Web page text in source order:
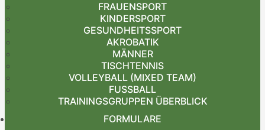
FRAUENSPORT
KINDERSPORT
GESUNDHEITSSPORT
AKROBATIK
MÄNNER
TISCHTENNIS
VOLLEYBALL (MIXED TEAM)
FUSSBALL
TRAININGSGRUPPEN ÜBERBLICK
FORMULARE